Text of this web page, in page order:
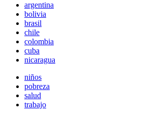
argentina
bolivia
brasil
chile
colombia
cuba
nicaragua
niños
pobreza
salud
trabajo